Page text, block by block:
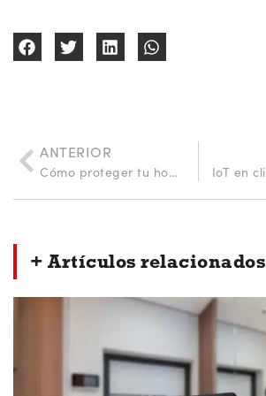
ANTERIOR
Cómo proteger tu hogar durante las vacaciones de verano: evita robos y averías
+ Artículos relacionados